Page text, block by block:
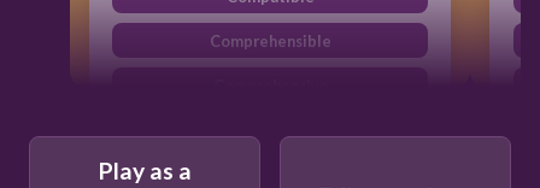
Comprehensible
Play as a